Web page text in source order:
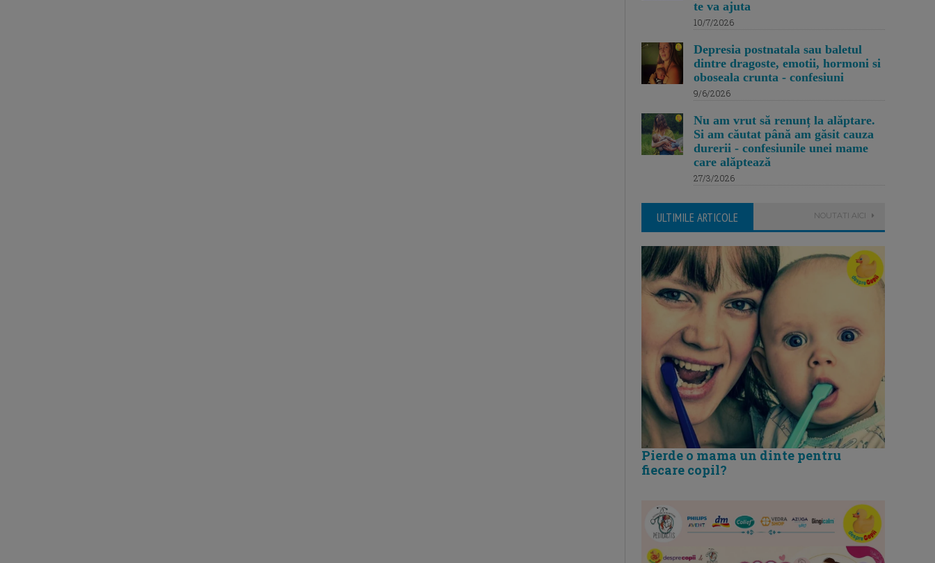
te va ajuta
10/7/2026
Depresia postnatala sau baletul
dintre dragoste, emotii, hormoni si
oboseala crunta - confesiuni
9/6/2026
Nu am vrut să renunț la alăptare.
Si am căutat până am găsit cauza
durerii - confesiunile unei mame
care alăptează
27/3/2026
ULTIMILE ARTICOLE NOUTATI AICI
Pierde o mama un dinte pentru
fiecare copil?